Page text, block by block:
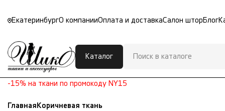
ЕкатеринбургО компанииОплата и доставкаСалон штор Блог
Каталог
-15% на ткани по промокоду NY15
Главная Коричневая ткань